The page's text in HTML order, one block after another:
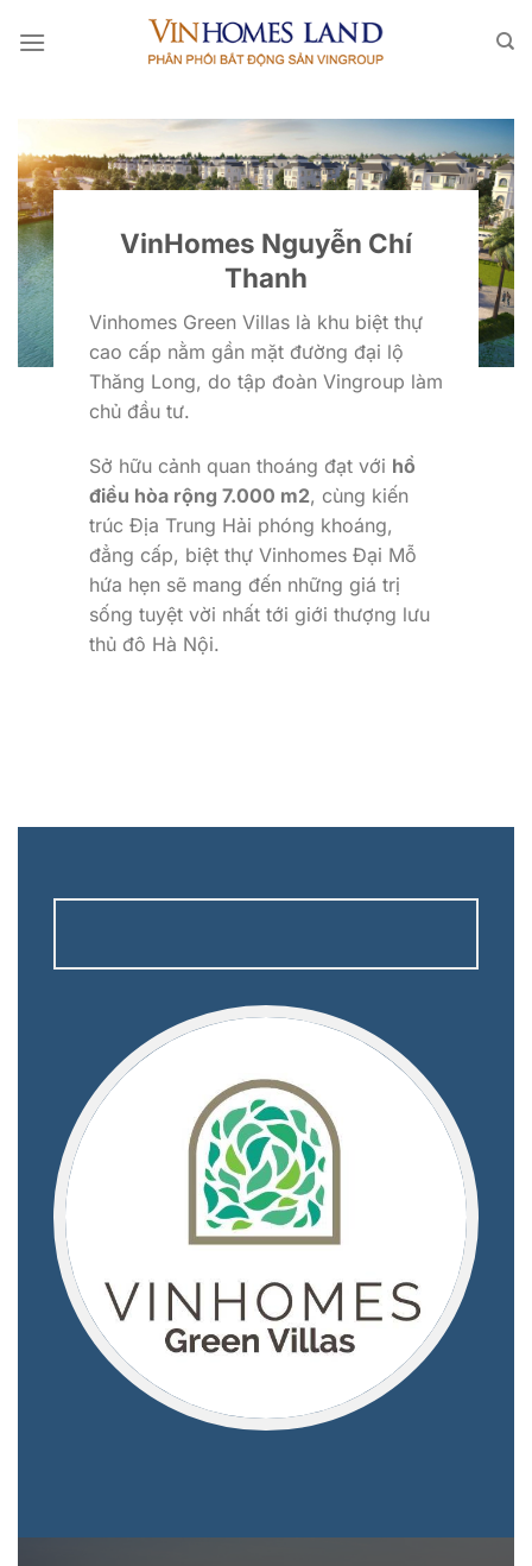
qua
VinHomes Nguyễn Chí
Thanh
Vinhomes Green Villas là khu biệt thự
cao cấp nằm gần mặt đường đại lộ
Thăng Long, do tập đoàn Vingroup làm
chủ đầu tư.
Sở hữu cảnh quan thoáng đạt với hồ
điều hòa rộng 7.000 m2, cùng kiến
trúc Địa Trung Hải phóng khoáng,
đẳng cấp, biệt thự Vinhomes Đại Mỗ
hứa hẹn sẽ mang đến những giá trị
sống tuyệt vời nhất tới giới thượng lưu
thủ đô Hà Nội.